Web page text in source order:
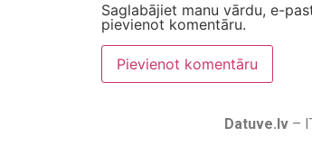
Saglabājiet manu vārdu, e-
pievienot komentāru.
Datuve.lv –